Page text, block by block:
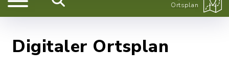
Ortsplan
Digitaler Ortsplan